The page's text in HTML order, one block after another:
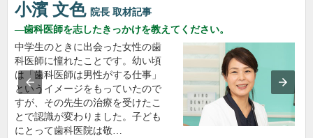
小濱 文色 院長 取材記事
歯科医師を志したきっかけを教えてください。
中学生のときに出会った女性の歯
科医師に憧れたことです。幼い頃
は「歯科医師は男性がする仕事」
というイメージをもっていたので
すが、その先生の治療を受けたこ
とで認識が変わりました。子ども
にとって歯科医院は敬…